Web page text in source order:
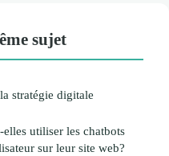
sujet
stratégie digitale
utiliser les chatbots
sur leur site web?